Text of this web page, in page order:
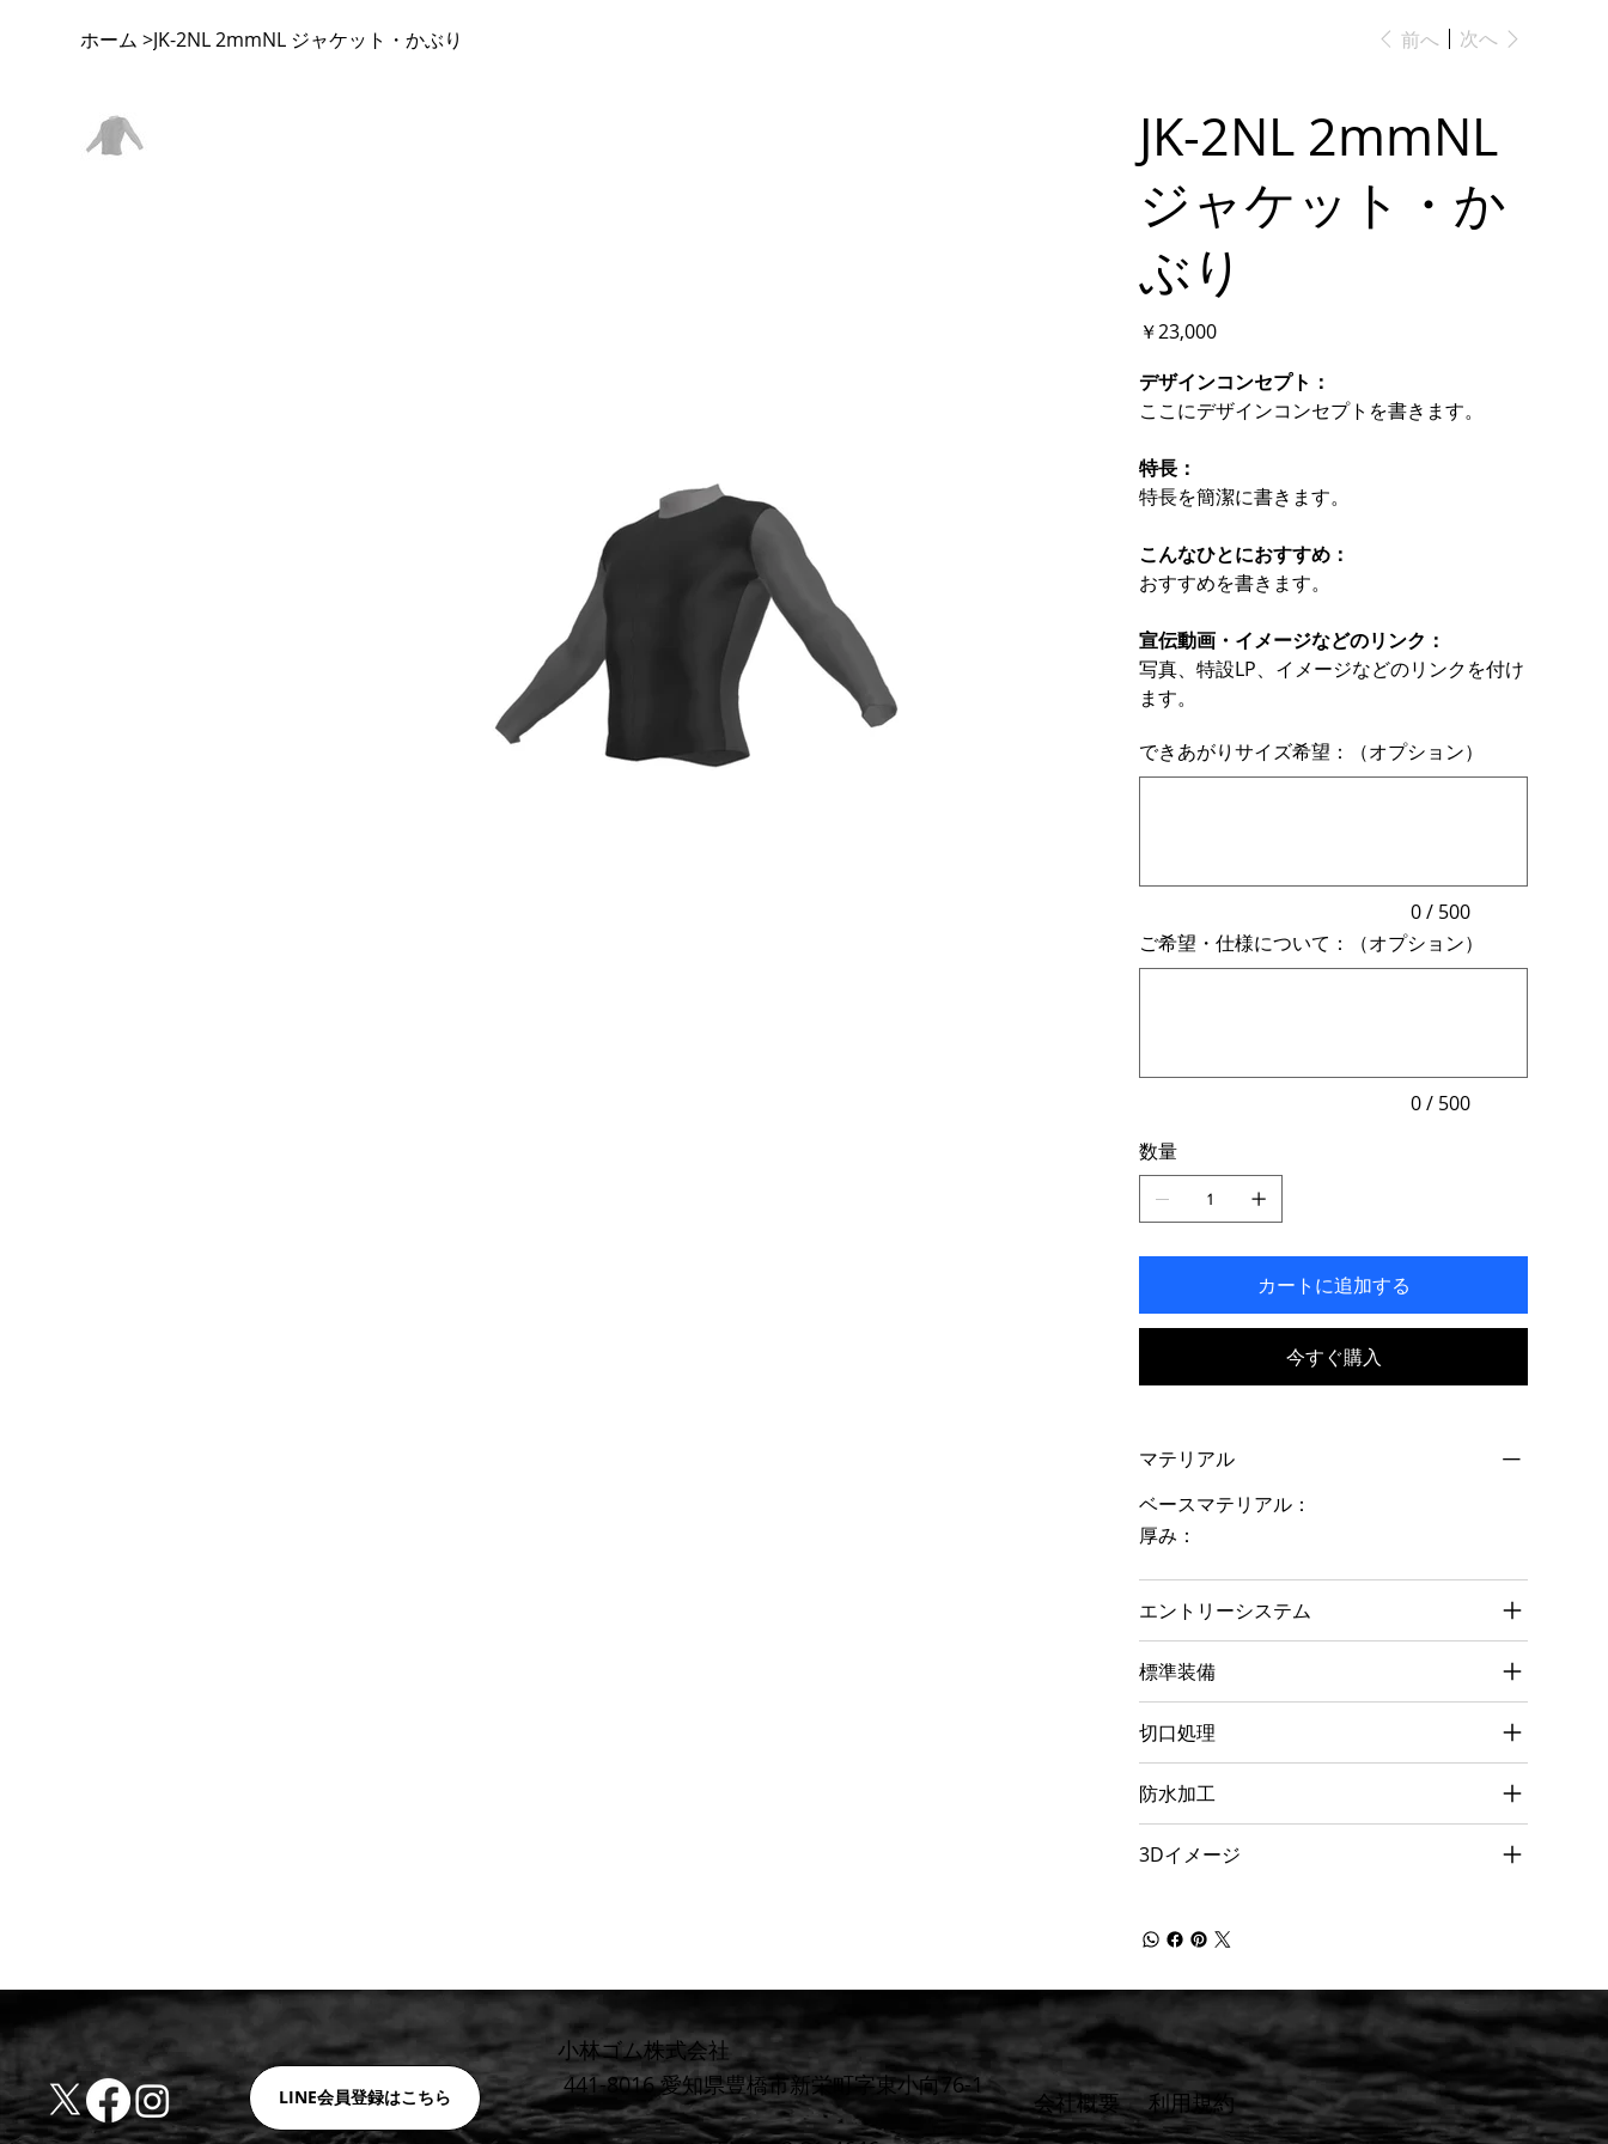
ホーム >JK-2NL 2mmNL ジャケット・かぶり 前へ 次へ
JK-2NL 2mmNL
ジャケット・か
ぶり
価
格
￥23,000
デザインコンセプト：
ここにデザインコンセプトを書きます。
特長：
特長を簡潔に書きます。
こんなひとにおすすめ：
おすすめを書きます。
宣伝動画・イメージなどのリンク：
写真、特設LP、イメージなどのリンクを付け
ます。
できあがりサイズ希望：（オプション）
入
き
ま
す。
0 / 500
ご希望・仕様について：（オプション）
入
ま
す。
0 / 500
数量
カートに追加する
今すぐ購入
マテリアル
ベースマテリアル：
厚み：
エントリーシステム
標準装備
切口処理
防水加工
3Dイメージ
LINE会員登録はこちら
小林ゴム株式会社
441-8016 愛知県豊橋市新栄町字東小向76-1
​会社概要 ​利用規約